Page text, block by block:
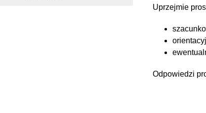
Uprzejmie
Odpowiedzi